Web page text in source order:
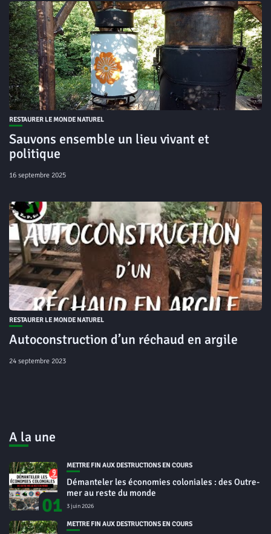
RESTAURER LE MONDE NATUREL
Sauvons ensemble un lieu vivant et
politique
16 septembre 2025
RESTAURER LE MONDE NATUREL
Autoconstruction d’un réchaud en argile
24 septembre 2023
A la une
01
METTRE FIN AUX DESTRUCTIONS EN COURS
Démanteler les économies coloniales : des Outre-
mer au reste du monde
3 juin 2026
METTRE FIN AUX DESTRUCTIONS EN COURS